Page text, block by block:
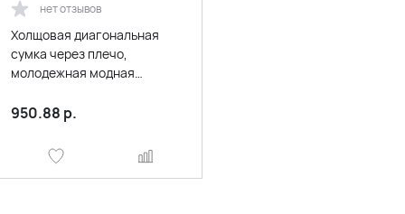
нет отзывов
Холщовая диагональная
сумка через плечо,
молодежная модная
женская большая
плечо, однотонные женские
сумки-мессенджеры
950.88 р.